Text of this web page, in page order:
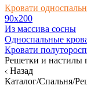
Кровати
90х200
Из массива сосны
Односпальные
Кровати
Решетки и настилы
Назад
Каталог/Спальня/